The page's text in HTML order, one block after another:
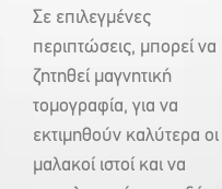
Σε επιλεγμένες
περιπτώσεις, μπορεί να
ζητηθεί μαγνητική
τομογραφία, για να
εκτιμηθούν καλύτερα οι
μαλακοί ιστοί και να